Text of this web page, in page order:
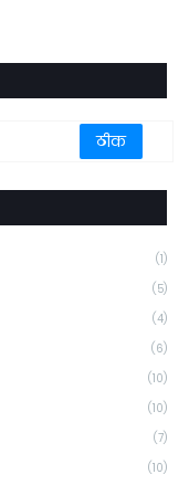
(1)
(5)
(4)
(6)
(10)
(10)
(7)
(10)